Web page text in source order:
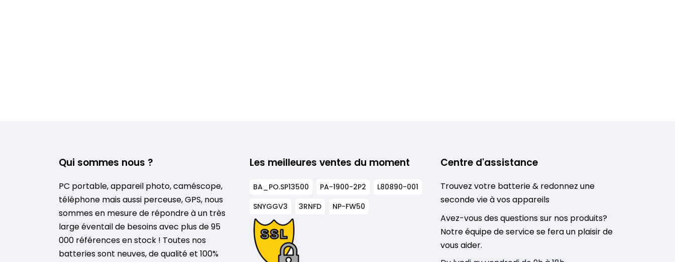
Qui sommes nous ?
PC portable, appareil photo, caméscope,
téléphone mais aussi perceuse, GPS, nous
sommes en mesure de répondre à un très
large éventail de besoins avec plus de 95
000 références en stock ! Toutes nos
batteries sont neuves, de qualité et 100%
Les meilleures ventes du moment
BA_PO.SP13500 PA-1900-2P2
L80890-001
SNYGGV3
3RNFD NP-FW50
Centre d'assistance
Trouvez votre batterie & redonnez une
seconde vie à vos appareils
Avez-vous des questions sur nos produits?
Notre équipe de service se fera un plaisir de
vous aider.